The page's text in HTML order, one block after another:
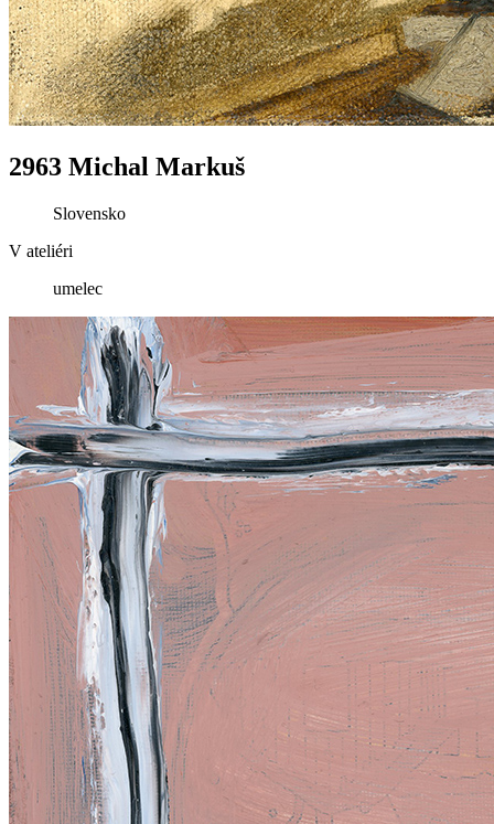
2963 Michal Markuš
Slovensko
V ateliéri
umelec